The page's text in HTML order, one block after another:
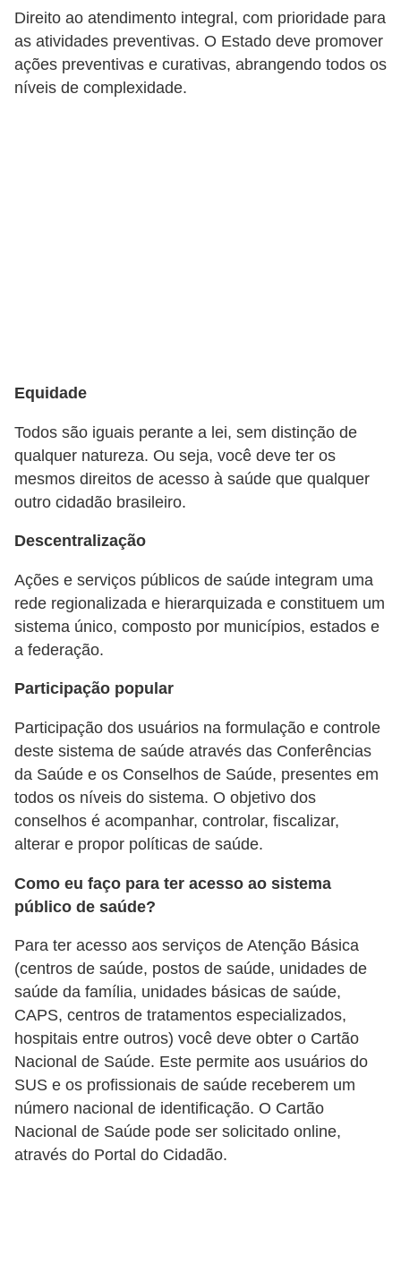
Direito ao atendimento integral, com prioridade para
as atividades preventivas. O Estado deve promover
ações preventivas e curativas, abrangendo todos os
níveis de complexidade.
Equidade
Todos são iguais perante a lei, sem distinção de
qualquer natureza. Ou seja, você deve ter os
mesmos direitos de acesso à saúde que qualquer
outro cidadão brasileiro.
Descentralização
Ações e serviços públicos de saúde integram uma
rede regionalizada e hierarquizada e constituem um
sistema único, composto por municípios, estados e
a federação.
Participação popular
Participação dos usuários na formulação e controle
deste sistema de saúde através das Conferências
da Saúde e os Conselhos de Saúde, presentes em
todos os níveis do sistema. O objetivo dos
conselhos é acompanhar, controlar, fiscalizar,
alterar e propor políticas de saúde.
Como eu faço para ter acesso ao sistema
público de saúde?
Para ter acesso aos serviços de Atenção Básica
(centros de saúde, postos de saúde, unidades de
saúde da família, unidades básicas de saúde,
CAPS, centros de tratamentos especializados,
hospitais entre outros) você deve obter o Cartão
Nacional de Saúde. Este permite aos usuários do
SUS e os profissionais de saúde receberem um
número nacional de identificação. O Cartão
Nacional de Saúde pode ser solicitado online,
através do Portal do Cidadão.
d
á
v
e
a
ú
d
e
l
a
n
t
a
e
d
i
i
a
i
s
S
a
ú
d
e